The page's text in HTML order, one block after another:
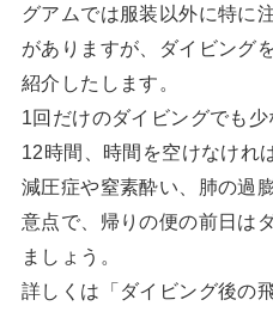
グアムでは服装以外に特に
がありますが、ダイビング
紹介したします。
1回だけのダイビングでも
12時間、時間を空けなけれ
減圧症や窒素酔い、肺の過
意点で、帰りの便の前日は
ましょう。
詳しくは「ダイビング後の